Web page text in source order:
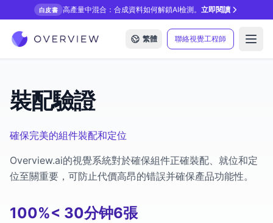
白皮書 高產量中混合：合成資料如何解鎖AI檢測。立即閱讀
繁體 聯絡視覺工程師
裝配驗證
確保完美的組件裝配和定位
Overview.ai的視覺系統對於確保組件正確裝配、就位和定
位至關重要，可防止代價高昂的错誤并確保產品功能性。
100%< 30分钟6張